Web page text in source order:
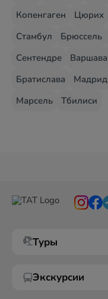
Копенгаген
Цюрих
Стамбул
Брюссель
Сентендре
Варшава
Братислава
Мадрид
Марсель
Тбилиси
Туры
Экскурсии